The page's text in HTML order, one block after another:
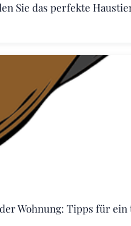
Sie das perfekte
Wohnung: Tipps für ein